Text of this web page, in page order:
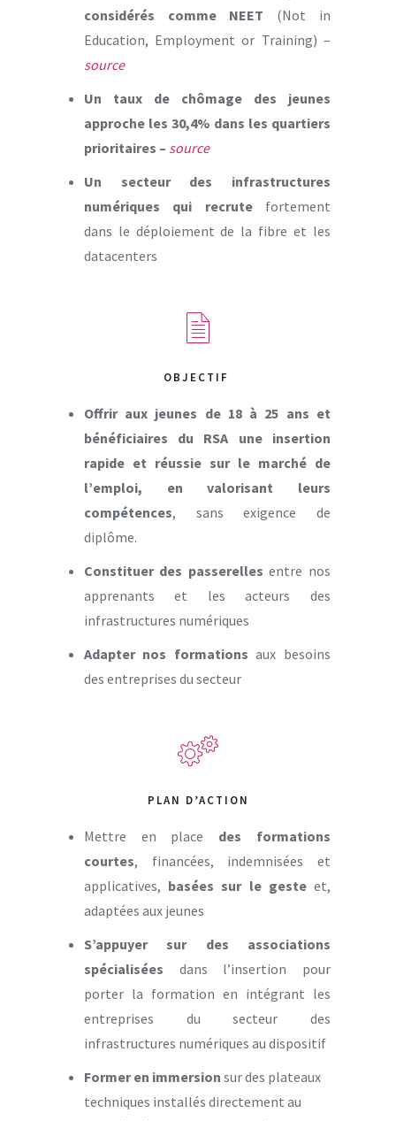
considérés comme NEET (Not in
Education, Employment or Training) –
source
Un taux de chômage des jeunes
approche les 30,4% dans les quartiers
prioritaires – source
Un secteur des infrastructures
numériques qui recrutefortement
dans le déploiement de la fibre et les
datacenters
OBJECTIF
Offrir aux jeunes de 18 à 25 ans et
bénéficiaires du RSA une insertion
rapide et réussie sur le marché de
l’emploi, en valorisant leurs
compétences, sans exigence de
diplôme.
Constituer des passerellesentre nos
apprenants et les acteurs des
infrastructures numériques
Adapter nos formationsaux besoins
des entreprises du secteur
PLAN D’ACTION
Mettre en place des formations
courtes, financées, indemnisées et
applicatives, basées sur le gesteet,
adaptées aux jeunes
S’appuyer sur des associations
spécialisées dans l’insertion pour
porter la formation en intégrant les
entreprises du secteur des
infrastructures numériques au dispositif
Former en immersion sur des plateaux
techniques installés directement au